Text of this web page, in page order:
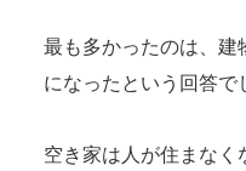
最も多かったのは、建
になったという回答で
空き家は人が住まなく